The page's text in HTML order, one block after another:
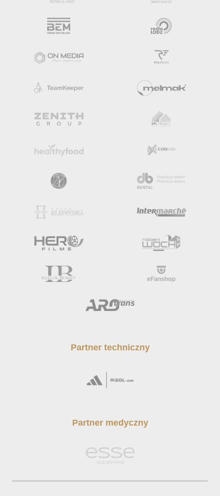
Partner techniczny
Partner medyczny